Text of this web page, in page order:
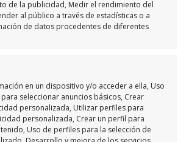
de la publicidad, Medir el rendimiento del
al público a través de estadísticas o a
de datos procedentes de diferentes
en un dispositivo y/o acceder a ella, Uso
seleccionar anuncios básicos, Crear
personalizada, Utilizar perfiles para
personalizada, Crear un perfil para
Uso de perfiles para la selección de
8:30 a 17:00
y información
Sun Lawyers